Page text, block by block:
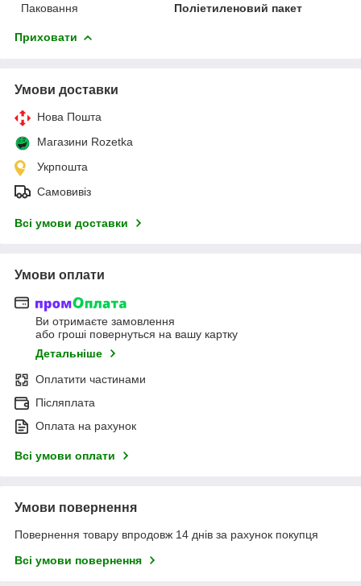
Паковання
Поліетиленовий пакет
Приховати
Умови доставки
Нова Пошта
Магазини Rozetka
Укрпошта
Самовивіз
Всі умови доставки
Умови оплати
Ви отримаєте замовлення
або гроші повернуться на вашу картку
Детальніше
Оплатити частинами
Післяплата
Оплата на рахунок
Всі умови оплати
Умови повернення
Повернення товару впродовж 14 днів за рахунок покупця
Всі умови повернення